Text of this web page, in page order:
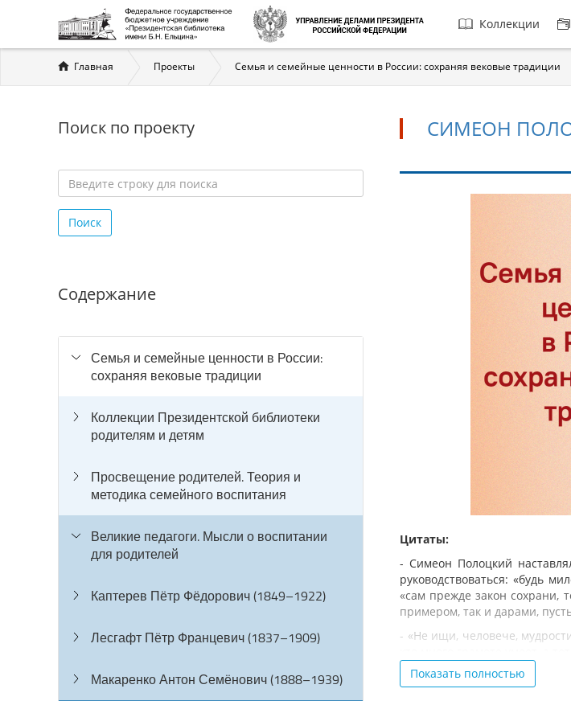
Главная
навигация
Коллекции
Вы
здесь
Главная Проекты Семья и семейные ценности в России: сохраняя вековые традиции
Поиск по проекту
строку
для
Поиск
Содержание
Семья и семейные ценности в России:
сохраняя вековые традиции
Коллекции Президентской библиотеки
родителям и детям
Просвещение родителей. Теория и
методика семейного воспитания
Великие педагоги. Мысли о воспитании
для родителей
Каптерев Пётр Фёдорович (1849–1922)
Лесгафт Пётр Францевич (1837–1909)
Макаренко Антон Семёнович (1888–1939)
СИМЕОН
Цитаты:
- Симеон Полоцкий
руководствоваться: «будь
«сам прежде закон сохрани,
примером, так и дарами,
- «Не ищи, человече,
- «Отроче юный, от детства
Хотящим здраву совесть
Показать полностью